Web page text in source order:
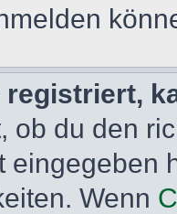
registriert,
ob du den
eingegeben
Wenn